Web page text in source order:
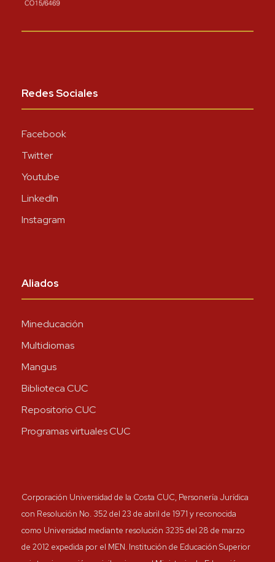
Redes Sociales
Facebook
Twitter
Youtube
LinkedIn
Instagram
Aliados
Mineducación
Multidiomas
Mangus
Biblioteca CUC
Repositorio CUC
Programas virtuales CUC
Corporación Universidad de la Costa CUC, Personería Jurídica
con Resolución No. 352 del 23 de abril de 1971 y reconocida
como Universidad mediante resolución 3235 del 28 de marzo
de 2012 expedida por el MEN. Institución de Educación Superior